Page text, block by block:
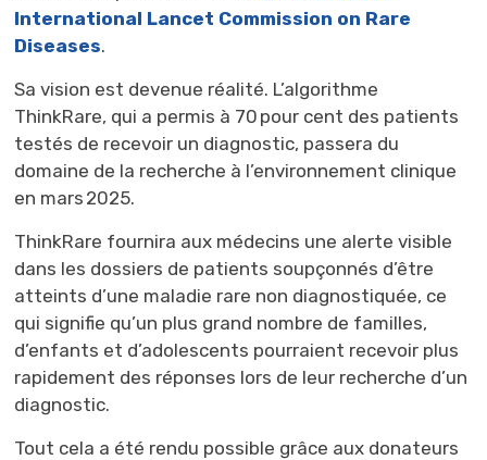
International Lancet Commission on Rare
Diseases.
Sa vision est devenue réalité. L’algorithme
ThinkRare, qui a permis à 70 pour cent des patients
testés de recevoir un diagnostic, passera du
domaine de la recherche à l’environnement clinique
en mars 2025.
ThinkRare fournira aux médecins une alerte visible
dans les dossiers de patients soupçonnés d’être
atteints d’une maladie rare non diagnostiquée, ce
qui signifie qu’un plus grand nombre de familles,
d’enfants et d’adolescents pourraient recevoir plus
rapidement des réponses lors de leur recherche d’un
diagnostic.
Tout cela a été rendu possible grâce aux donateurs